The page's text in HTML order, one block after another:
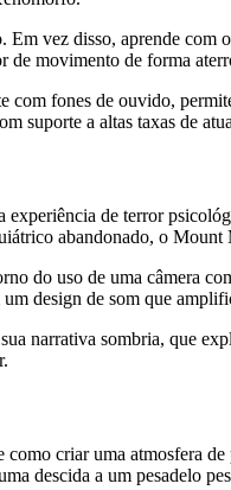
vez disso, aprende com
movimento de forma
com fones de ouvido,
suporte a altas taxas de
de terror
abandonado, o
do uso de uma câmera
um design de som que
narrativa sombria, que
como criar uma atmosfera
descida a um pesadelo